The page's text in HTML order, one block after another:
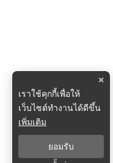
×
เราใช้คุกกี้เพื่อให้
เว็บไซต์ทำงานได้ดีขึ้น
เพิ่มเติม
ยอมรับ